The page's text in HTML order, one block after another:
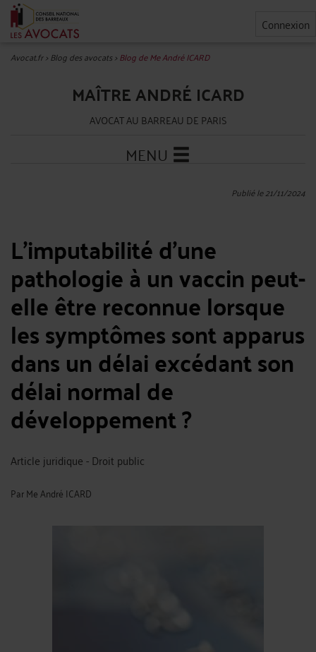
Connexion
Avocat.fr>Blog des avocats>Blog de Me André ICARD
MAÎTRE ANDRÉ ICARD
AVOCAT AU BARREAU DE PARIS
MENU
Publié le 21/11/2024
L’imputabilité d’une
pathologie à un vaccin peut-
elle être reconnue lorsque
les symptômes sont apparus
dans un délai excédant son
délai normal de
développement ?
Article juridique - Droit public
ParMe André ICARD